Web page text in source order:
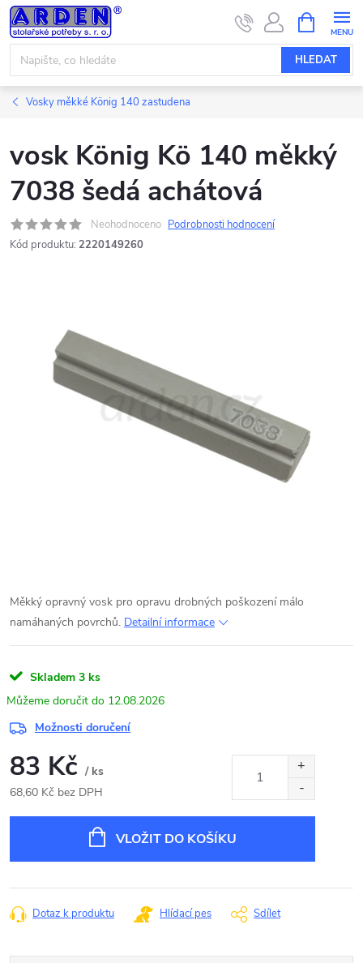
Přejít
na
obsah
HLEDAT
NÁKUPNÍ
KOŠÍK
Vosky měkké König 140 zastudena
vosk König Kö 140 měkký
7038 šedá achátová
Neohodnoceno Podrobnosti hodnocení
Kód produktu: 2220149260
Měkký opravný vosk pro opravu drobných poškození málo
namáhaných povrchů. Detailní informace
Skladem 3 ks
12.08.2026
Možnosti doručení
83 Kč / ks
68,60 Kč bez DPH
VLOŽIT DO KOŠÍKU
Dotaz k produktu Hlídací pes Sdílet